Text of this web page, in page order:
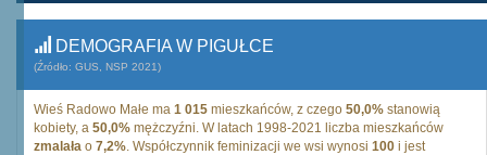
DEMOGRAFIA W PIGUŁCE
(Źródło: GUS, NSP 2021)
Wieś Radowo Małe ma 1 015 mieszkańców, z czego 50,0% stanowią
kobiety, a 50,0% mężczyźni. W latach 1998-2021 liczba mieszkańców
zmalała o 7,2%. Współczynnik feminizacji we wsi wynosi 100 i jest